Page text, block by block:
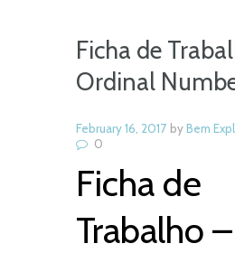
Ficha de
Ordinal
February 16, 2017 byBem
0
Ficha de
Trabalho –